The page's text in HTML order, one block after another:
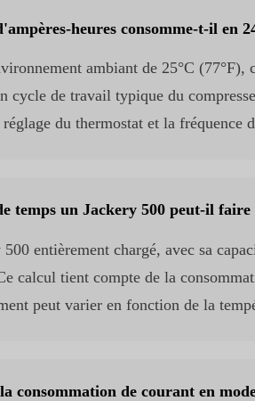
heures consomme-t-il en
ambiant de 25°C
cycle de travail typique du
du thermostat et la fréquence
temps un Jackery 500 peut-il
entièrement chargé, avec sa
calcul tient compte de la
peut varier en fonction de la
consommation de courant en